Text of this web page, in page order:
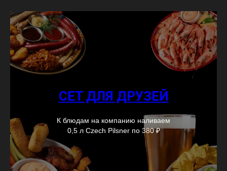
СЕТ ДЛЯ ДРУЗЕЙ
К блюдам на компанию наливаем
0,5 л Czech Pilsner по 380 ₽